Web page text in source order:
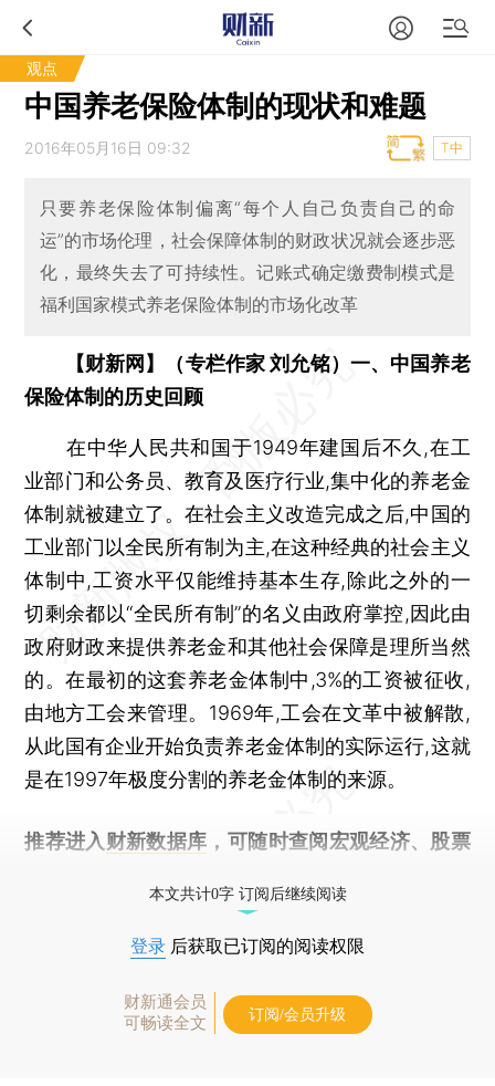
观点
中国养老保险体制的现状和难题
2016年05月16日 09:32 T中
只要养老保险体制偏离“每个人自己负责自己的命
运”的市场伦理，社会保障体制的财政状况就会逐步恶
化，最终失去了可持续性。记账式确定缴费制模式是
福利国家模式养老保险体制的市场化改革
【财新网】（专栏作家 刘允铭）一、中国养老
保险体制的历史回顾
在中华人民共和国于1949年建国后不久,在工
业部门和公务员、教育及医疗行业,集中化的养老金
体制就被建立了。在社会主义改造完成之后,中国的
工业部门以全民所有制为主,在这种经典的社会主义
体制中,工资水平仅能维持基本生存,除此之外的一
切剩余都以“全民所有制”的名义由政府掌控,因此由
政府财政来提供养老金和其他社会保障是理所当然
的。在最初的这套养老金体制中,3%的工资被征收,
由地方工会来管理。1969年,工会在文革中被解散,
从此国有企业开始负责养老金体制的实际运行,这就
是在1997年极度分割的养老金体制的来源。
推荐进入 财新数据库 ，可随时查阅宏观经济、股票
本文共计0字 订阅后继续阅读
登录 后获取已订阅的阅读权限
财新通会员
可畅读全文
订阅/会员升级